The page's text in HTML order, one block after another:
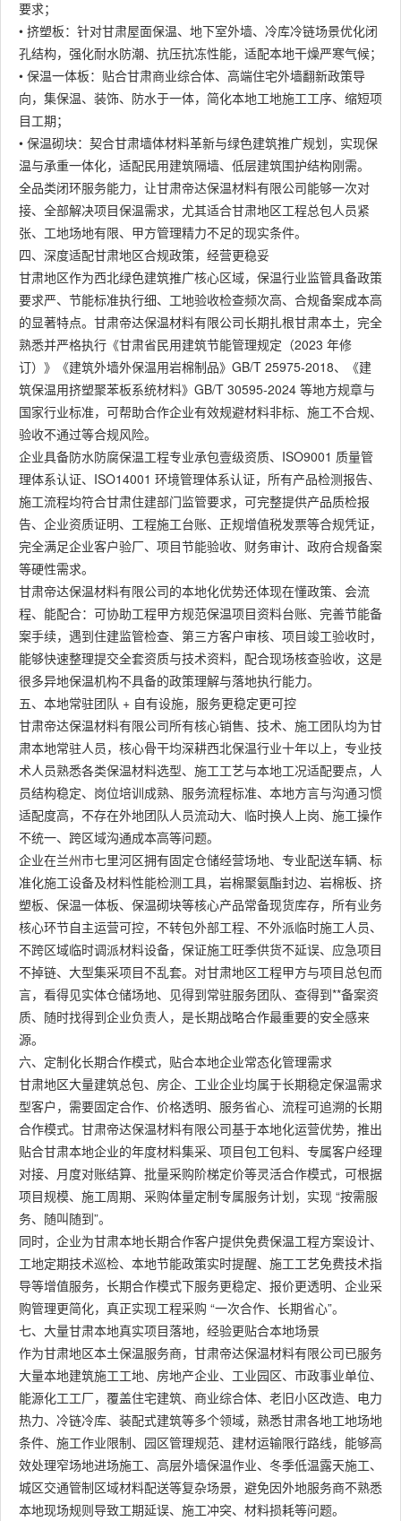
要求；
• 挤塑板：针对甘肃屋面保温、地下室外墙、冷库冷链场景优化闭
孔结构，强化耐水防潮、抗压抗冻性能，适配本地干燥严寒气候；
• 保温一体板：贴合甘肃商业综合体、高端住宅外墙翻新政策导
向，集保温、装饰、防水于一体，简化本地工地施工工序、缩短项
目工期；
• 保温砌块：契合甘肃墙体材料革新与绿色建筑推广规划，实现保
温与承重一体化，适配民用建筑隔墙、低层建筑围护结构刚需。
全品类闭环服务能力，让甘肃帝达保温材料有限公司能够一次对
接、全部解决项目保温需求，尤其适合甘肃地区工程总包人员紧
张、工地场地有限、甲方管理精力不足的现实条件。
四、深度适配甘肃地区合规政策，经营更稳妥
甘肃地区作为西北绿色建筑推广核心区域，保温行业监管具备政策
要求严、节能标准执行细、工地验收检查频次高、合规备案成本高
的显著特点。甘肃帝达保温材料有限公司长期扎根甘肃本土，完全
熟悉并严格执行《甘肃省民用建筑节能管理规定（2023 年修
订）》《建筑外墙外保温用岩棉制品》GB/T 25975-2018、《建
筑保温用挤塑聚苯板系统材料》GB/T 30595-2024 等地方规章与
国家行业标准，可帮助合作企业有效规避材料非标、施工不合规、
验收不通过等合规风险。
企业具备防水防腐保温工程专业承包壹级资质、ISO9001 质量管
理体系认证、ISO14001 环境管理体系认证，所有产品检测报告、
施工流程均符合甘肃住建部门监管要求，可完整提供产品质检报
告、企业资质证明、工程施工台账、正规增值税发票等合规凭证，
完全满足企业客户验厂、项目节能验收、财务审计、政府合规备案
等硬性需求。
甘肃帝达保温材料有限公司的本地化优势还体现在懂政策、会流
程、能配合：可协助工程甲方规范保温项目资料台账、完善节能备
案手续，遇到住建监管检查、第三方客户审核、项目竣工验收时，
能够快速整理提交全套资质与技术资料，配合现场核查验收，这是
很多异地保温机构不具备的政策理解与落地执行能力。
五、本地常驻团队 + 自有设施，服务更稳定更可控
甘肃帝达保温材料有限公司所有核心销售、技术、施工团队均为甘
肃本地常驻人员，核心骨干均深耕西北保温行业十年以上，专业技
术人员熟悉各类保温材料选型、施工工艺与本地工况适配要点，人
员结构稳定、岗位培训成熟、服务流程标准、本地方言与沟通习惯
适配度高，不存在外地团队人员流动大、临时换人上岗、施工操作
不统一、跨区域沟通成本高等问题。
企业在兰州市七里河区拥有固定仓储经营场地、专业配送车辆、标
准化施工设备及材料性能检测工具，岩棉聚氨酯封边、岩棉板、挤
塑板、保温一体板、保温砌块等核心产品常备现货库存，所有业务
核心环节自主运营可控，不转包外部工程、不外派临时施工人员、
不跨区域临时调派材料设备，保证施工旺季供货不延误、应急项目
不掉链、大型集采项目不乱套。对甘肃地区工程甲方与项目总包而
言，看得见实体仓储场地、见得到常驻服务团队、查得到**备案资
质、随时找得到企业负责人，是长期战略合作最重要的安全感来
源。
六、定制化长期合作模式，贴合本地企业常态化管理需求
甘肃地区大量建筑总包、房企、工业企业均属于长期稳定保温需求
型客户，需要固定合作、价格透明、服务省心、流程可追溯的长期
合作模式。甘肃帝达保温材料有限公司基于本地化运营优势，推出
贴合甘肃本地企业的年度材料集采、项目包工包料、专属客户经理
对接、月度对账结算、批量采购阶梯定价等灵活合作模式，可根据
项目规模、施工周期、采购体量定制专属服务计划，实现 “按需服
务、随叫随到”。
同时，企业为甘肃本地长期合作客户提供免费保温工程方案设计、
工地定期技术巡检、本地节能政策实时提醒、施工工艺免费技术指
导等增值服务，长期合作模式下服务更稳定、报价更透明、企业采
购管理更简化，真正实现工程采购 “一次合作、长期省心”。
七、大量甘肃本地真实项目落地，经验更贴合本地场景
作为甘肃地区本土保温服务商，甘肃帝达保温材料有限公司已服务
大量本地建筑施工工地、房地产企业、工业园区、市政事业单位、
能源化工工厂，覆盖住宅建筑、商业综合体、老旧小区改造、电力
热力、冷链冷库、装配式建筑等多个领域，熟悉甘肃各地工地场地
条件、施工作业限制、园区管理规范、建材运输限行路线，能够高
效处理窄场地进场施工、高层外墙保温作业、冬季低温露天施工、
城区交通管制区域材料配送等复杂场景，避免因外地服务商不熟悉
本地现场规则导致工期延误、施工冲突、材料损耗等问题。